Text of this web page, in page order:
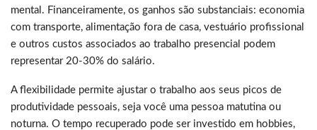
mental. Financeiramente, os ganhos são substanciais: economia
com transporte, alimentação fora de casa, vestuário profissional
e outros custos associados ao trabalho presencial podem
representar 20-30% do salário.
A flexibilidade permite ajustar o trabalho aos seus picos de
produtividade pessoais, seja você uma pessoa matutina ou
noturna. O tempo recuperado pode ser investido em hobbies,